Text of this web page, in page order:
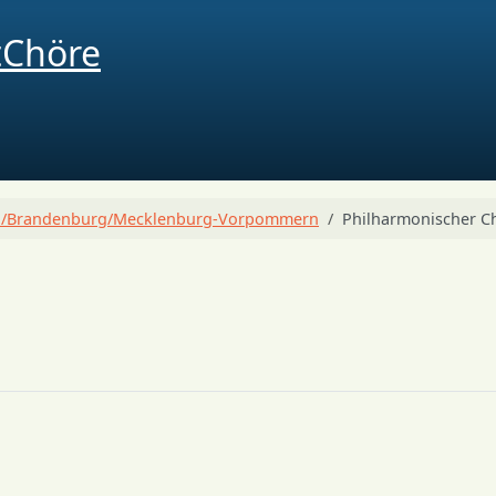
Brandenburg/Mecklenburg-Vorpommern Philharmonischer